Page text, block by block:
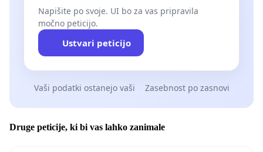
Napišite po svoje. UI bo za vas pripravila
močno peticijo.
Ustvari peticijo
Vaši podatki ostanejo vaši Zasebnost po zasnovi
Druge peticije, ki bi vas lahko zanimale